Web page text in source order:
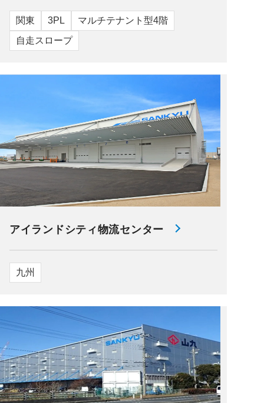
関東 3PL
マルチテナント型4階
自走スロープ
アイランドシティ物流センター
九州